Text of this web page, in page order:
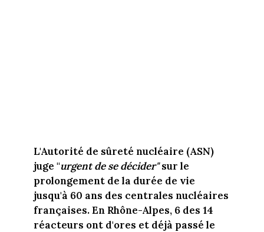
L'Autorité de sûreté nucléaire (ASN)
juge "urgent de se décider"sur le
prolongement de la durée de vie
jusqu'à 60 ans des centrales nucléaires
françaises. En Rhône-Alpes, 6 des 14
réacteurs ont d'ores et déjà passé le